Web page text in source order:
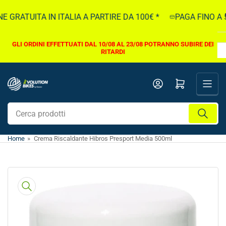
direttamente
contenuti
GRATUITA IN ITALIA A PARTIRE DA 100€ * PAGA FINO A
GLI ORDINI EFFETTUATI DAL 10/08 AL 23/08 POTRANNO SUBIRE DEI
RITARDI
Cerca
prodotti
Apri il mini carrello
Home » Crema Riscaldante Hibros Presport Media 500ml
direttamente